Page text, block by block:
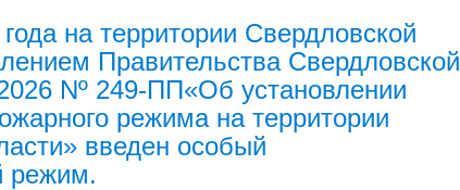
на территории Свердловской
Правительства Свердловской
Nº 249-ПП«Об установлении
режима на территории
введен особый
режим.